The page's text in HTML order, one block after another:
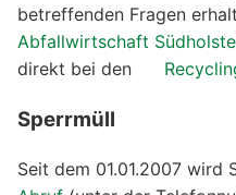
betreffenden Fragen
Abfallwirtschaft
direkt bei den
Sperrmüll
Seit dem 01.01.2007 wird